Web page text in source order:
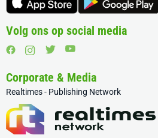
Volg ons op social media
Corporate & Media
Realtimes - Publishing Network